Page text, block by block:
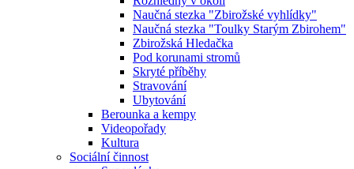
Naučná stezka "Zbirožské vyhlídky"
Naučná stezka "Toulky Starým Zbirohem"
Zbirožská Hledačka
Pod korunami stromů
Skryté příběhy
Stravování
Ubytování
Berounka a kempy
Videopořady
Kultura
Sociální činnost